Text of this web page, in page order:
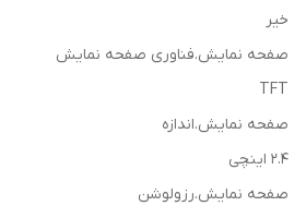
خیر
صفحه نمایش.فناوری صفحه نمایش
TFT
صفحه نمایش.اندازه
2.4 اینچی
صفحه نمایش.رزولوشن